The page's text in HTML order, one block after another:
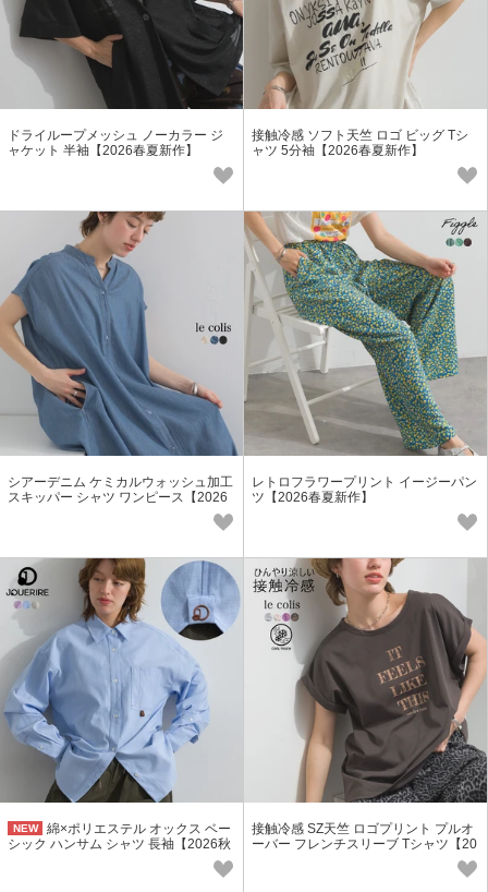
ドライループメッシュ ノーカラー ジ
ャケット 半袖【2026春夏新作】
接触冷感 ソフト天竺 ロゴ ビッグ Tシ
ャツ 5分袖【2026春夏新作】
シアーデニム ケミカルウォッシュ加工
スキッパー シャツ ワンピース【2026
レトロフラワープリント イージーパン
ツ【2026春夏新作】
NEW
綿×ポリエステル オックス ベー
シック ハンサム シャツ 長袖【2026秋
接触冷感 SZ天竺 ロゴプリント プルオ
ーバー フレンチスリーブ Tシャツ【20